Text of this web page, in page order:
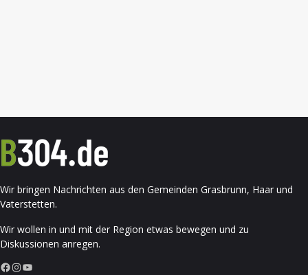
Wir bringen Nachrichten aus den Gemeinden Grasbrunn, Haar und
Vaterstetten.
Wir wollen in und mit der Region etwas bewegen und zu
Diskussionen anregen.
Facebook InstagramYouTube